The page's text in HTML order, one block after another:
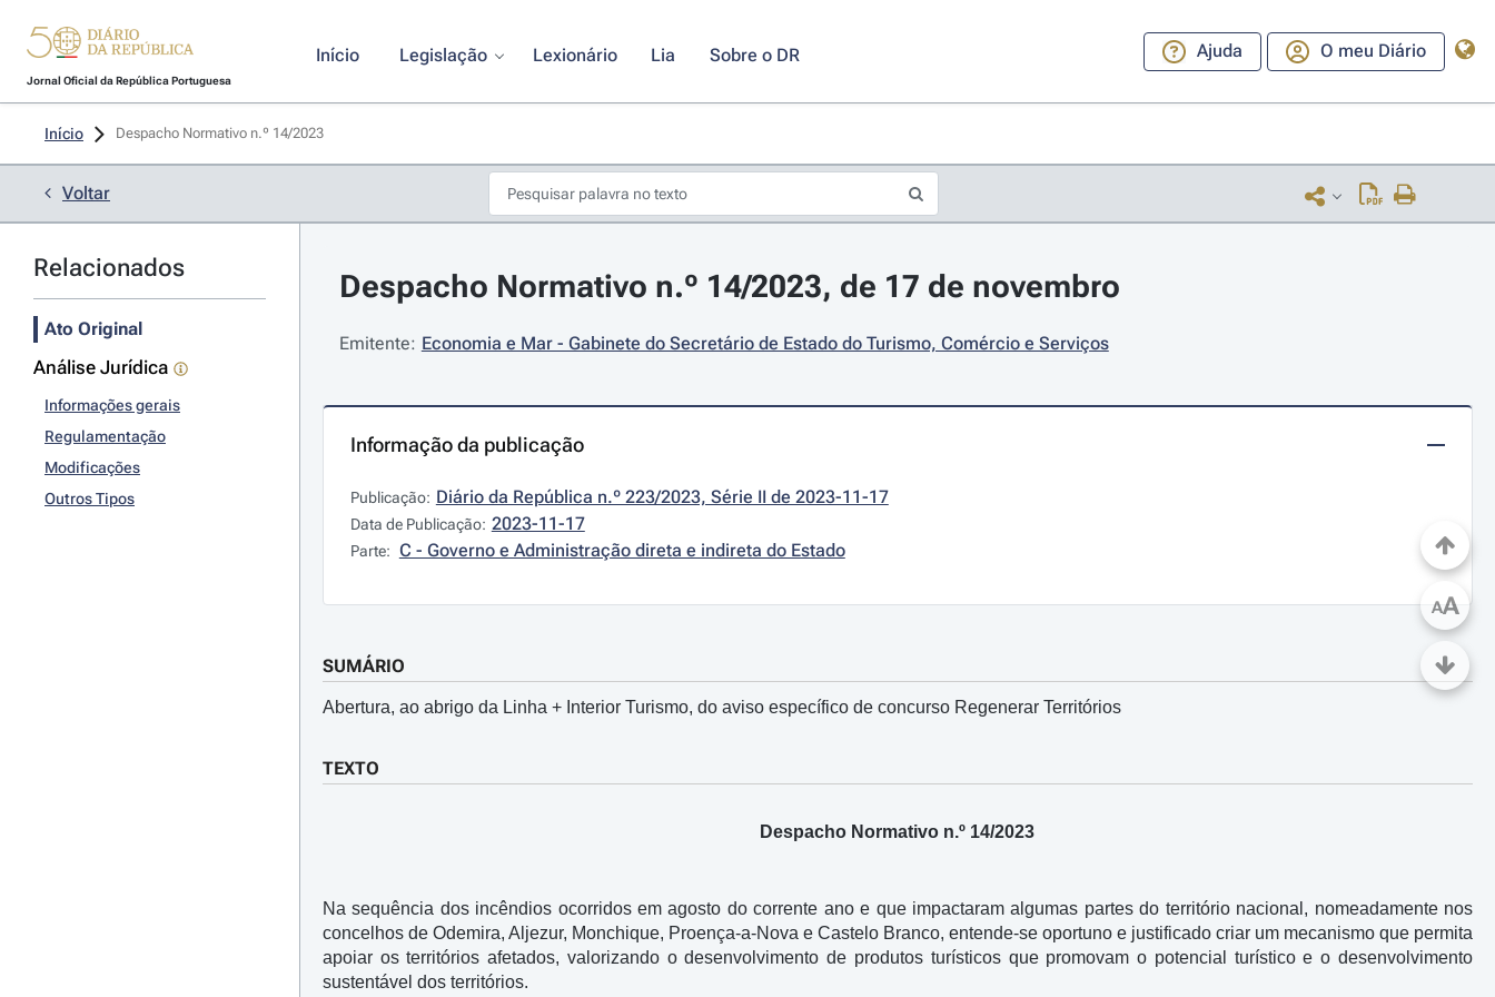
Jornal Oficial da República Portuguesa
Início Legislação Lexionário Lia Sobre o DR Ajuda O meu Diário
Início Despacho Normativo n.º 14/2023
Voltar
Relacionados
Ato Original
Análise Jurídica
Informações gerais
Regulamentação
Modificações
Outros Tipos
Despacho Normativo n.º 14/2023, de 17 de novembro
Emitente: Economia e Mar - Gabinete do Secretário de Estado do Turismo, Comércio e Serviços
Informação da publicação
Publicação: Diário da República n.º 223/2023, Série II de 2023-11-17
Data de Publicação: 2023-11-17
Parte: C - Governo e Administração direta e indireta do Estado
SUMÁRIO
Abertura, ao abrigo da Linha + Interior Turismo, do aviso específico de concurso Regenerar Territórios
TEXTO
Despacho Normativo n.º 14/2023
Na sequência dos incêndios ocorridos em agosto do corrente ano e que impactaram algumas partes do território nacional, nomeadamente nos
concelhos de Odemira, Aljezur, Monchique, Proença-a-Nova e Castelo Branco, entende-se oportuno e justificado criar um mecanismo que permita
apoiar os territórios afetados, valorizando o desenvolvimento de produtos turísticos que promovam o potencial turístico e o desenvolvimento
sustentável dos territórios.
AA